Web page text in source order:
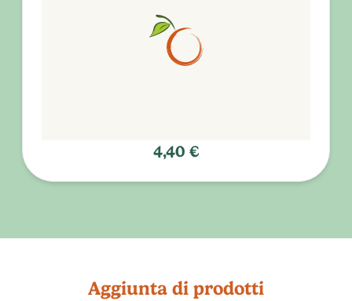
4,40 €
Aggiunta di prodotti